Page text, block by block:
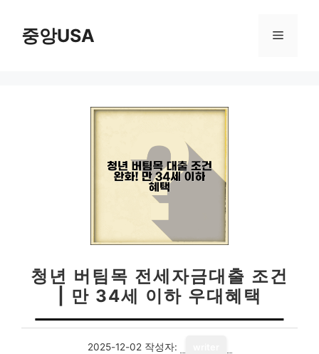
중앙USA 메
청년 버팀목 전세자금대출 조건
| 만 34세 이하 우대혜택
2025-12-02 작성자: